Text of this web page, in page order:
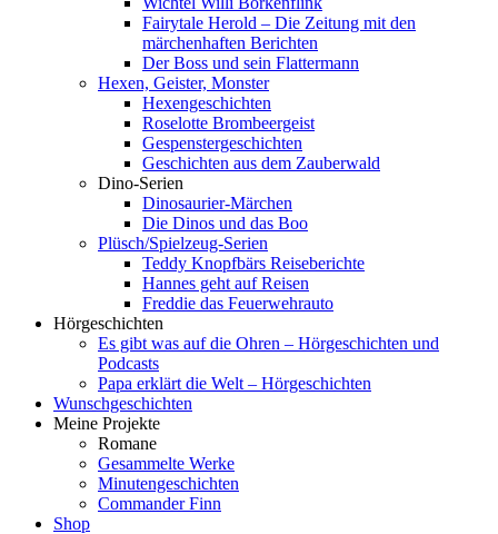
Fairytale Herold – Die Zeitung mit den
märchenhaften Berichten
Der Boss und sein Flattermann
Hexen, Geister, Monster
Hexengeschichten
Roselotte Brombeergeist
Gespenstergeschichten
Geschichten aus dem Zauberwald
Dino-Serien
Dinosaurier-Märchen
Die Dinos und das Boo
Plüsch/Spielzeug-Serien
Teddy Knopfbärs Reiseberichte
Hannes geht auf Reisen
Freddie das Feuerwehrauto
Hörgeschichten
Es gibt was auf die Ohren – Hörgeschichten und
Podcasts
Papa erklärt die Welt – Hörgeschichten
Wunschgeschichten
Meine Projekte
Romane
Gesammelte Werke
Minutengeschichten
Commander Finn
Shop